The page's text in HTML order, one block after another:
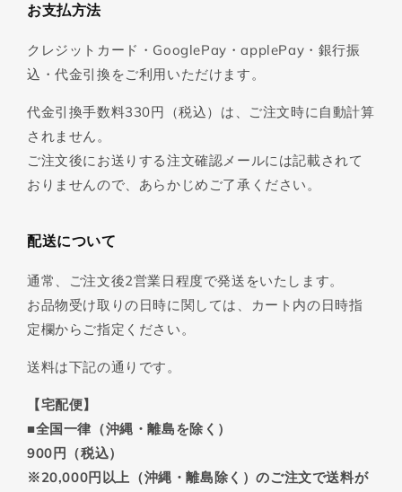
お支払方法
クレジットカード・GooglePay・applePay・銀行振
込・代金引換をご利用いただけます。
代金引換手数料330円（税込）は、ご注文時に自動計算
されません。
ご注文後にお送りする注文確認メールには記載されて
おりませんので、あらかじめご了承ください。
配送について
通常、ご注文後2営業日程度で発送をいたします。
お品物受け取りの日時に関しては、カート内の日時指
定欄からご指定ください。
送料は下記の通りです。
【宅配便】
■全国一律（沖縄・離島を除く）
900円（税込）
※20,000円以上（沖縄・離島除く）のご注文で送料が